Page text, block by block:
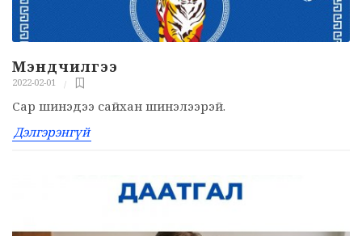
Мэндчилгээ
2022-02-01
Сар шинэдээ сайхан шинэлээрэй.
Дэлгэрэнгүй